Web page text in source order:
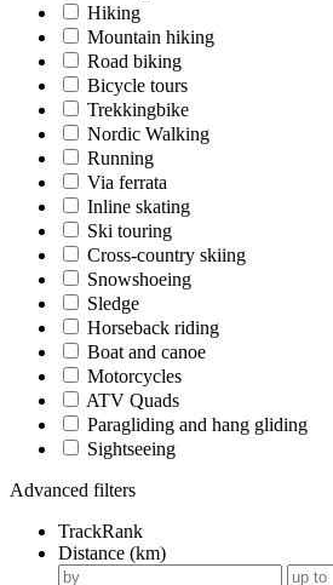
Hiking
Mountain hiking
Road biking
Bicycle tours
Trekkingbike
Nordic Walking
Running
Via ferrata
Inline skating
Ski touring
Cross-country skiing
Snowshoeing
Sledge
Horseback riding
Boat and canoe
Motorcycles
ATV Quads
Paragliding and hang gliding
Sightseeing
Advanced filters
TrackRank
Distance (km)